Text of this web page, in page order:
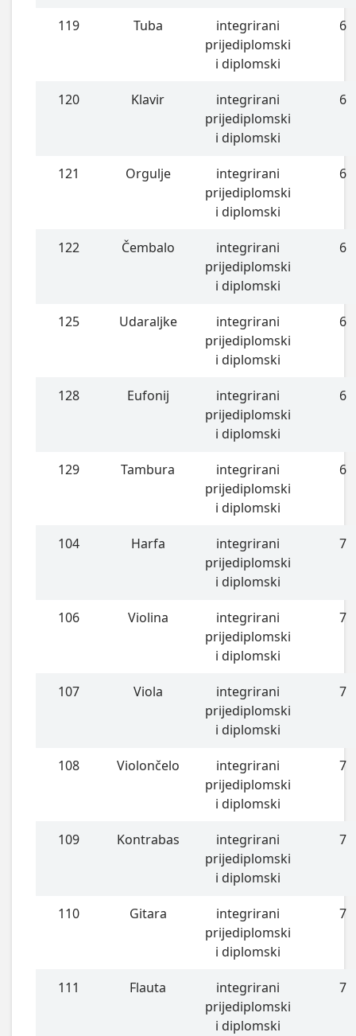
119 Tuba
integrirani
prijediplomski
i diplomski
6
120 Klavir
integrirani
prijediplomski
i diplomski
6
121 Orgulje
integrirani
prijediplomski
i diplomski
6
122 Čembalo
integrirani
prijediplomski
i diplomski
6
125 Udaraljke
integrirani
prijediplomski
i diplomski
6
128 Eufonij
integrirani
prijediplomski
i diplomski
6
129 Tambura
integrirani
prijediplomski
i diplomski
6
104 Harfa
integrirani
prijediplomski
i diplomski
7
106 Violina
integrirani
prijediplomski
i diplomski
7
107 Viola
integrirani
prijediplomski
i diplomski
7
108 Violončelo
integrirani
prijediplomski
i diplomski
7
109 Kontrabas
integrirani
prijediplomski
i diplomski
7
110 Gitara
integrirani
prijediplomski
i diplomski
7
111 Flauta
integrirani
prijediplomski
i diplomski
7